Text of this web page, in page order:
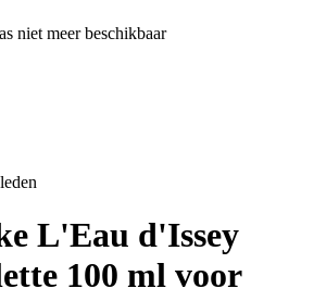
niet meer beschikbaar
L'Eau d'Issey
100 ml voor